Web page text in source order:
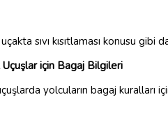
sıvı kısıtlaması konusu
için Bagaj Bilgileri
yolcuların bagaj kuralları